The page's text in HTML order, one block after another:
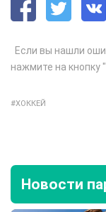
Если вы нашли
нажмите на кнопку
ХОККЕЙ
Новости